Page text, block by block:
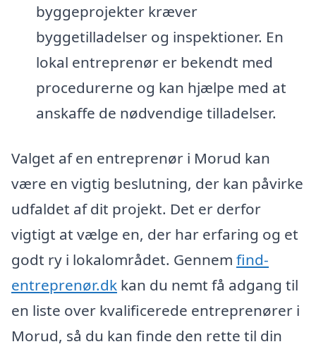
byggeprojekter kræver
byggetilladelser og inspektioner. En
lokal entreprenør er bekendt med
procedurerne og kan hjælpe med at
anskaffe de nødvendige tilladelser.
Valget af en entreprenør i Morud kan
være en vigtig beslutning, der kan påvirke
udfaldet af dit projekt. Det er derfor
vigtigt at vælge en, der har erfaring og et
godt ry i lokalområdet. Gennem find-
entreprenør.dk kan du nemt få adgang til
en liste over kvalificerede entreprenører i
Morud, så du kan finde den rette til din